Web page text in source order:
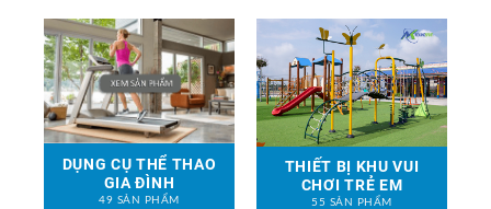
DỤNG CỤ THỂ THAO
GIA ĐÌNH
49 SẢN PHẨM
THIẾT BỊ KHU VUI
CHƠI TRẺ EM
55 SẢN PHẨM